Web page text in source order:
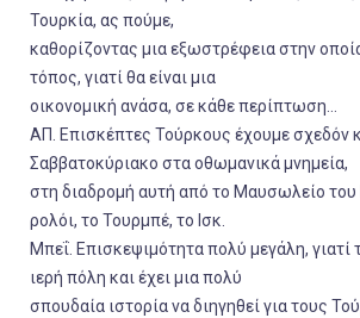
Τουρκία, ας πούμε,
καθορίζοντας μια εξωστρέφεια στην
τόπος, γιατί θα είναι μια
οικονομική ανάσα, σε κάθε περίπτωση…
ΑΠ. Επισκέπτες Τούρκους έχουμε σχεδόν
Σαββατοκύριακο στα οθωμανικά μνημεία,
στη διαδρομή αυτή από το Μαυσωλείο του
ρολόι, το Τουρμπέ, το Ισκ.
Μπεΐ. Επισκεψιμότητα πολύ μεγάλη, γιατί
ιερή πόλη και έχει μια πολύ
σπουδαία ιστορία να διηγηθεί για τους